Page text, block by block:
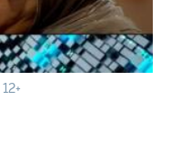
12+